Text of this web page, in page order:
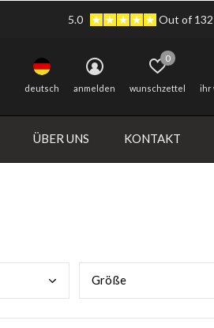
ÜBER UNS KONTAKT
deutsch anmelden wunschzettel
0
ihr
5.0 Out of
Größe